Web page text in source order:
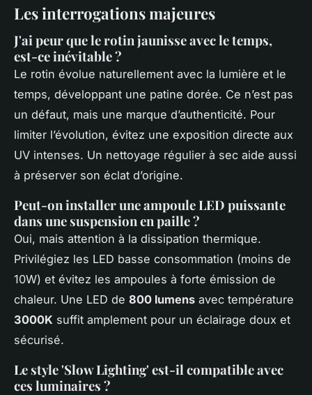
Les interrogations majeures
J'ai peur que le rotin jaunisse avec le temps,
est-ce inévitable ?
Le rotin évolue naturellement avec la lumière et le
temps, développant une patine dorée. Ce n’est pas
un défaut, mais une marque d’authenticité. Pour
limiter l’évolution, évitez une exposition directe aux
UV intenses. Un nettoyage régulier à sec aide aussi
à préserver son éclat d’origine.
Peut-on installer une ampoule LED puissante
dans une suspension en paille ?
Oui, mais attention à la dissipation thermique.
Privilégiez les LED basse consommation (moins de
10W) et évitez les ampoules à forte émission de
chaleur. Une LED de 800 lumens avec température
3000K suffit amplement pour un éclairage doux et
sécurisé.
Le style 'Slow Lighting' est-il compatible avec
ces luminaires ?